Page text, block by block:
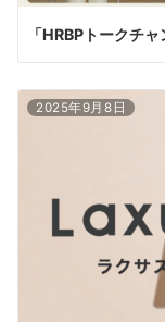
「HRBPトークチ
2025年9月8日